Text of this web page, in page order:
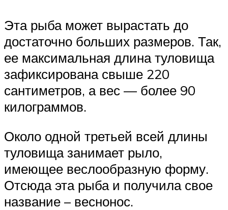
Эта рыба может вырастать до
достаточно больших размеров. Так,
ее максимальная длина туловища
зафиксирована свыше 220
сантиметров, а вес — более 90
килограммов.
Около одной третьей всей длины
туловища занимает рыло,
имеющее веслообразную форму.
Отсюда эта рыба и получила свое
название – веснонос.